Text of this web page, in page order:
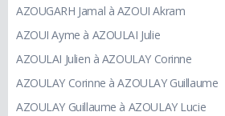
AZOUGARH Jamal à AZOUI Akram
AZOUI Ayme à AZOULAI Julie
AZOULAI Julien à AZOULAY Corinne
AZOULAY Corinne à AZOULAY Guillaume
AZOULAY Guillaume à AZOULAY Lucie